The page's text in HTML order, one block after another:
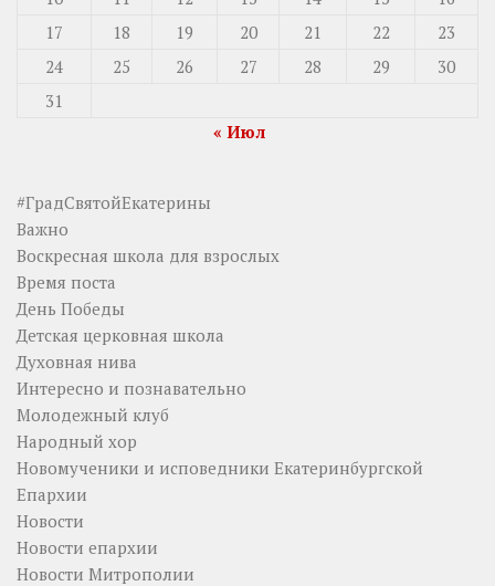
17
18 19 20 21 22
23
24
25 26 27 28 29
30
31
« Июл
#ГрадСвятойЕкатерины
Важно
Воскресная школа для взрослых
Время поста
День Победы
Детская церковная школа
Духовная нива
Интересно и познавательно
Молодежный клуб
Народный хор
Новомученики и исповедники Екатеринбургской
Епархии
Новости
Новости епархии
Новости Митрополии